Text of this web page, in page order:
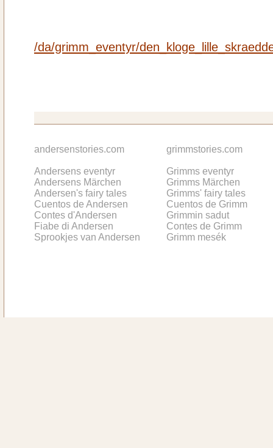
/da/grimm_eventyr/
andersenstories.com
Andersens eventyr
Andersens Märchen
Andersen's fairy tales
Cuentos de Andersen
Contes d'Andersen
Fiabe di Andersen
Sprookjes van Andersen
grimmstories.com
Grimms eventyr
Grimms Märchen
Grimms' fairy tales
Cuentos de Grimm
Grimmin sadut
Contes de Grimm
Grimm mesék